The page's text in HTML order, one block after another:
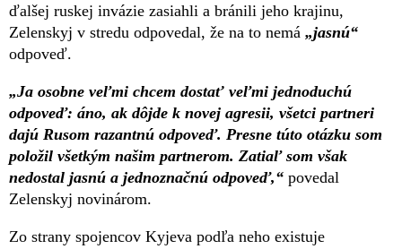
ďalšej ruskej invázie zasiahli a bránili jeho krajinu,
Zelenskyj v stredu odpovedal, že na to nemá „jasnú“
odpoveď.
„Ja osobne veľmi chcem dostať veľmi jednoduchú
odpoveď: áno, ak dôjde k novej agresii, všetci partneri
dajú Rusom razantnú odpoveď. Presne túto otázku som
položil všetkým našim partnerom. Zatiaľ som však
nedostal jasnú a jednoznačnú odpoveď,“ povedal
Zelenskyj novinárom.
Zo strany spojencov Kyjeva podľa neho existuje